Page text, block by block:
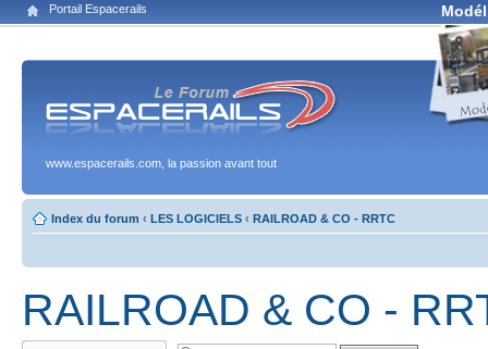
Portail Espacerails
www.espacerails.com, la passion avant tout
Index du forum ‹ LES LOGICIELS ‹ RAILROAD & CO - RRTC
RAILROAD & CO -
Publier un nouveau sujet